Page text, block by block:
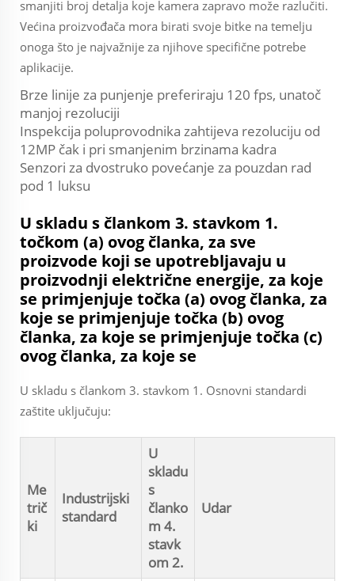
smanjiti broj detalja koje kamera zapravo može razlučiti.
Većina proizvođača mora birati svoje bitke na temelju
onoga što je najvažnije za njihove specifične potrebe
aplikacije.
Brze linije za punjenje preferiraju 120 fps, unatoč
manjoj rezoluciji
Inspekcija poluprovodnika zahtijeva rezoluciju od
12MP čak i pri smanjenim brzinama kadra
Senzori za dvostruko povećanje za pouzdan rad
pod 1 luksu
U skladu s člankom 3. stavkom 1.
točkom (a) ovog članka, za sve
proizvode koji se upotrebljavaju u
proizvodnji električne energije, za koje
se primjenjuje točka (a) ovog članka, za
koje se primjenjuje točka (b) ovog
članka, za koje se primjenjuje točka (c)
ovog članka, za koje se
U skladu s člankom 3. stavkom 1. Osnovni standardi
zaštite uključuju:
Me
trič
ki
Industrijski
standard
U
skladu
s
članko
m 4.
stavk
om 2.
Udar